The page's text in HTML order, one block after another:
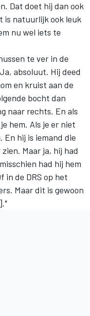
Dat doet hij dan ook
is natuurlijk ook leuk
nu wel iets te
te ver in de
absoluut. Hij deed
en kruist aan de
bocht dan
naar rechts. En als
hem. Als je er niet
hij is iemand die
Maar ja, hij had
had hij hem
in de DRS op het
Maar dit is gewoon